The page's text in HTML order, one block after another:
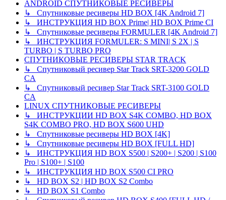
ANDROID СПУТНИКОВЫЕ РЕСИВЕРЫ
↳ Спутниковые ресиверы HD BOX [4K Android 7]
↳ ИНСТРУКЦИЯ HD BOX Prime| HD BOX Prime CI
↳ Спутниковые ресиверы FORMULER [4K Android 7]
↳ ИНСТРУКЦИЯ FORMULER: S MINI| S 2X | S
TURBO | S TURBO PRO
СПУТНИКОВЫЕ РЕСИВЕРЫ STAR TRACK
↳ Спутниковый ресивер Star Track SRT-3200 GOLD
CA
↳ Спутниковый ресивер Star Track SRT-3100 GOLD
CA
LINUX СПУТНИКОВЫЕ РЕСИВЕРЫ
↳ ИНСТРУКЦИИ HD BOX S4K COMBO, HD BOX
S4K COMBO PRO, HD BOX S600 UHD
↳ Спутниковые ресиверы HD BOX [4K]
↳ Спутниковые ресиверы HD BOX [FULL HD]
↳ ИНСТРУКЦИЯ HD BOX S500 | S200+ | S200 | S100
Pro | S100+ | S100
↳ ИНСТРУКЦИЯ HD BOX S500 CI PRO
↳ HD BOX S2 | HD BOX S2 Combo
↳ HD BOX S1 Combo